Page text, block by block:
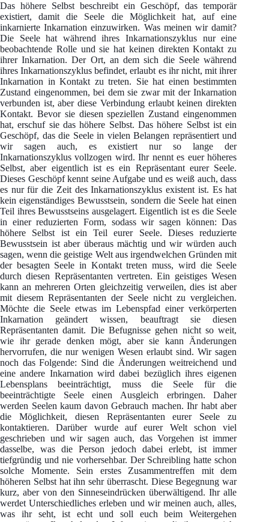
Das höhere Selbst beschreibt ein Geschöpf, das temporär
existiert, damit die Seele die Möglichkeit hat, auf eine
inkarnierte Inkarnation einzuwirken. Was meinen wir damit?
Die Seele hat während ihres Inkarnationszyklus nur eine
beobachtende Rolle und sie hat keinen direkten Kontakt zu
ihrer Inkarnation. Der Ort, an dem sich die Seele während
ihres Inkarnationszyklus befindet, erlaubt es ihr nicht, mit ihrer
Inkarnation in Kontakt zu treten. Sie hat einen bestimmten
Zustand eingenommen, bei dem sie zwar mit der Inkarnation
verbunden ist, aber diese Verbindung erlaubt keinen direkten
Kontakt. Bevor sie diesen speziellen Zustand eingenommen
hat, erschuf sie das höhere Selbst. Das höhere Selbst ist ein
Geschöpf, das die Seele in vielen Belangen repräsentiert und
wir sagen auch, es existiert nur so lange der
Inkarnationszyklus vollzogen wird. Ihr nennt es euer höheres
Selbst, aber eigentlich ist es ein Repräsentant eurer Seele.
Dieses Geschöpf kennt seine Aufgabe und es weiß auch, dass
es nur für die Zeit des Inkarnationszyklus existent ist. Es hat
kein eigenständiges Bewusstsein, sondern die Seele hat einen
Teil ihres Bewusstseins ausgelagert. Eigentlich ist es die Seele
in einer reduzierten Form, sodass wir sagen können: Das
höhere Selbst ist ein Teil eurer Seele. Dieses reduzierte
Bewusstsein ist aber überaus mächtig und wir würden auch
sagen, wenn die geistige Welt aus irgendwelchen Gründen mit
der besagten Seele in Kontakt treten muss, wird die Seele
durch diesen Repräsentanten vertreten. Ein geistiges Wesen
kann an mehreren Orten gleichzeitig verweilen, dies ist aber
mit diesem Repräsentanten der Seele nicht zu vergleichen.
Möchte die Seele etwas im Lebenspfad einer verkörperten
Inkarnation geändert wissen, beauftragt sie diesen
Repräsentanten damit. Die Befugnisse gehen nicht so weit,
wie ihr gerade denken mögt, aber sie kann Änderungen
hervorrufen, die nur wenigen Wesen erlaubt sind. Wir sagen
noch das Folgende: Sind die Änderungen weitreichend und
eine andere Inkarnation wird dabei bezüglich ihres eigenen
Lebensplans beeinträchtigt, muss die Seele für die
beeinträchtigte Seele einen Ausgleich erbringen. Daher
werden Seelen kaum davon Gebrauch machen. Ihr habt aber
die Möglichkeit, diesen Repräsentanten eurer Seele zu
kontaktieren. Darüber wurde auf eurer Welt schon viel
geschrieben und wir sagen auch, das Vorgehen ist immer
dasselbe, was die Person jedoch dabei erlebt, ist immer
tiefgründig und nie vorhersehbar. Der Schreibling hatte schon
solche Momente. Sein erstes Zusammentreffen mit dem
höheren Selbst hat ihn sehr überrascht. Diese Begegnung war
kurz, aber von den Sinneseindrücken überwältigend. Ihr alle
werdet Unterschiedliches erleben und wir meinen auch, alles,
was ihr seht, ist echt und soll euch beim Weitergehen